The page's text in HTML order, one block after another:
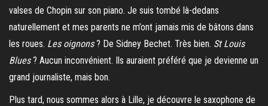
valses de Chopin sur son piano. Je suis tombé là-dedans
naturellement et mes parents ne m’ont jamais mis de bâtons dans
les roues. Les oignons? De Sidney Bechet. Très bien. St Louis
Blues? Aucun inconvénient. Ils auraient préféré que je devienne un
grand journaliste, mais bon.
Plus tard, nous sommes alors à Lille, je découvre le saxophone de